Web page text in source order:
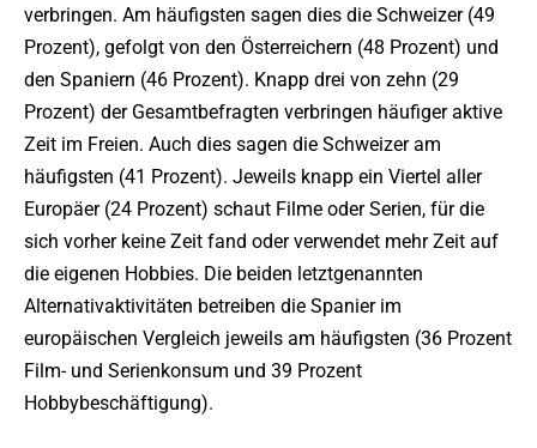
verbringen. Am häufigsten sagen dies die Schweizer (49
Prozent), gefolgt von den Österreichern (48 Prozent) und
den Spaniern (46 Prozent). Knapp drei von zehn (29
Prozent) der Gesamtbefragten verbringen häufiger aktive
Zeit im Freien. Auch dies sagen die Schweizer am
häufigsten (41 Prozent). Jeweils knapp ein Viertel aller
Europäer (24 Prozent) schaut Filme oder Serien, für die
sich vorher keine Zeit fand oder verwendet mehr Zeit auf
die eigenen Hobbies. Die beiden letztgenannten
Alternativaktivitäten betreiben die Spanier im
europäischen Vergleich jeweils am häufigsten (36 Prozent
Film- und Serienkonsum und 39 Prozent
Hobbybeschäftigung).